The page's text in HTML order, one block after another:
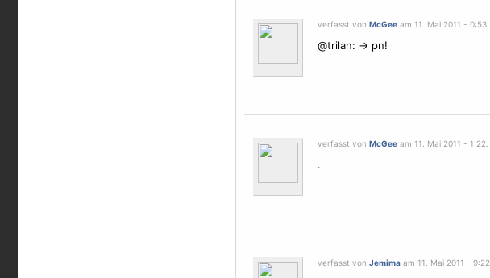
verfasst von McGeeam 11. Mai 2011 - 0:53.
@trilan: -> pn!
verfasst von McGeeam 11. Mai 2011 - 1:22.
.
verfasst von Jemimaam 11. Mai 2011 - 9:22.